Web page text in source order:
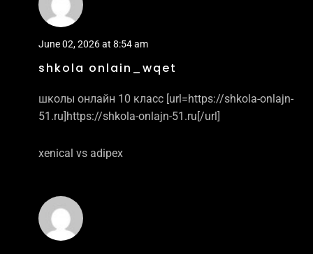
June 02, 2026 at 8:54 am
shkola onlain_wqet
школы онлайн 10 класс [url=https://shkola-onlajn-
51.ru]https://shkola-onlajn-51.ru[/url]
xenical vs adipex